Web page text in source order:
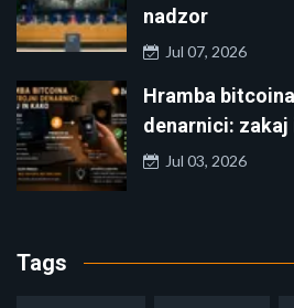
nadzor
Jul 07, 2026
Hramba
denarnici: zakaj
Jul 03, 2026
Tags